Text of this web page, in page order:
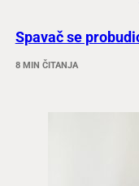
Spavač se
8 MIN ČITANJA